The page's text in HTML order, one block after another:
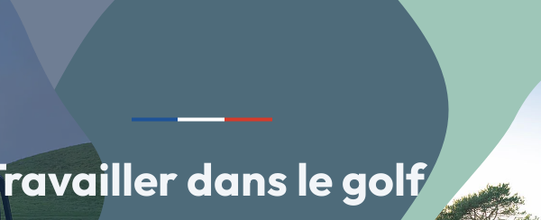
dans le golf